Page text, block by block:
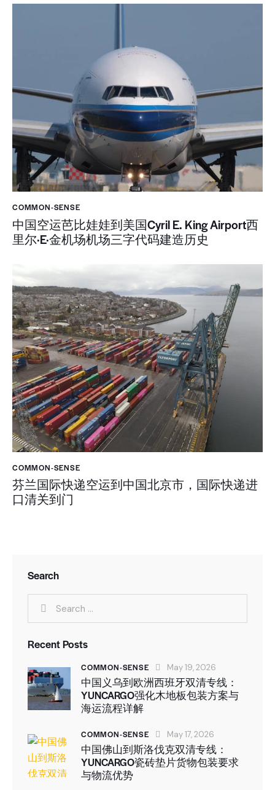
COMMON-SENSE
中国空运芭比娃娃到美国Cyril E. King Airport西
里尔·E·金机场机场三字代码建造历史
COMMON-SENSE
芬兰国际快递空运到中国北京市，国际快递进
口清关到门
Search
Recent Posts
COMMON-SENSE May 19, 2026
中国义乌到欧洲西班牙双清专线：
YUNCARGO强化木地板包装方案与
海运流程详解
COMMON-SENSE May 17, 2026
中国佛山到斯洛伐克双清专线：
YUNCARGO瓷砖垫片货物包装要求
与物流优势